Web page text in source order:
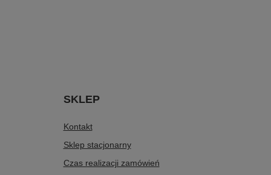
SKLEP
Kontakt
Sklep stacjonarny
Czas realizacji zamówień